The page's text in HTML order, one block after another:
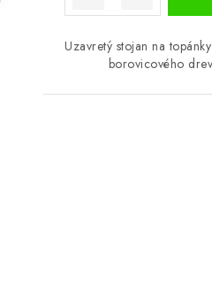
o
v
Uzavretý stojan na
borovicového